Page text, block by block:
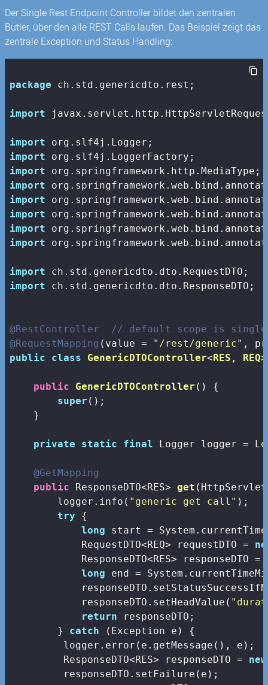
Der Single Rest Endpoint Controller bildet den zentralen
Butler, über den alle REST Calls laufen. Das Beispiel zeigt das
zentrale Exception und Status Handling:
package ch.std.genericdto.rest;
import
import
import
import
import
import
import
import
import
import
import ch.std.genericdto.dto.ResponseDTO;
@RestController
// default scope is
@RequestMapping (value = "/rest/generic"
public
class GenericDTOController<RES , REQ
public GenericDTOController ()
{
super ();
    }
private static final Logger logger =
@GetMapping
public ResponseDTO<RES> get
        logger.info(
"generic get call" );
try {
long start =
            RequestDTO<REQ> requestDTO =
ResponseDTO<RES> responseDTO =
long end =
            responseDTO.setHeadValue(
return responseDTO;
        }
catch (Exception e) {
         logger.error(e.getMessage(), e);
         ResponseDTO<RES> responseDTO =
new
         responseDTO.setFailure(e);